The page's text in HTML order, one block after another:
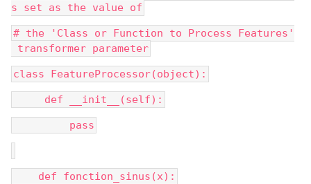
s set as the value of
# the 'Class or Function to Process Features'
transformer parameter
class FeatureProcessor(object):
def __init__(self):
pass
def fonction_sinus(x):